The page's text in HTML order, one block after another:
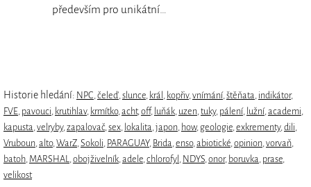
především pro unikátní…
Historie hledání: NPC,čeleď,slunce, král , kopřiv,vnímání,štěňata, indikátor,
FVE, pavouci, krutihlav, krmítko,acht,off, luňák, uzen,tuky, pálení, lužní,academi,
kapusta,velryby,zapalovač,sex, lokalita,japon, how, geologie,exkrementy,dili,
Vruboun,alto,WarZ,Sokoli, PARAGUAY, Brida,enso,abiotické,opinion,vorvaň,
batoh, MARSHAL,obojživelník,adele,chlorofyl , NDYS,onor, boruvka, prase,
velikost